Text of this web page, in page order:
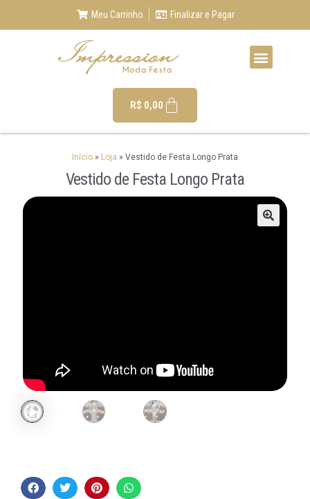
Meu Carrinho Finalizar e Pagar
R$ 0,00
Início » Loja » Vestido de Festa Longo Prata
Vestido de Festa Longo Prata